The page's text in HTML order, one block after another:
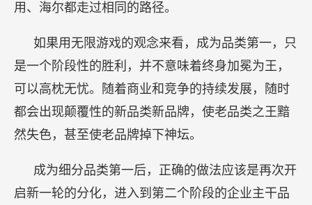
用、海尔都走过相同的路径。
如果用无限游戏的观念来看，成为品类第一，只
是一个阶段性的胜利，并不意味着终身加冕为王，
可以高枕无忧。随着商业和竞争的持续发展，随时
都会出现颠覆性的新品类新品牌，使老品类之王黯
然失色，甚至使老品牌掉下神坛。
成为细分品类第一后，正确的做法应该是再次开
启新一轮的分化，进入到第二个阶段的企业主干品